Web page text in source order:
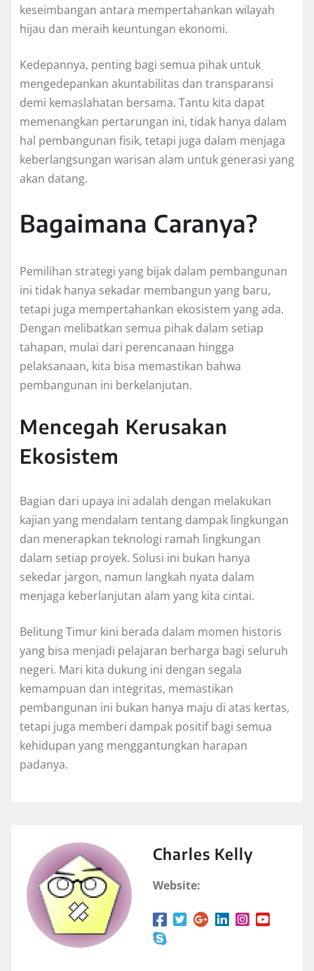
keseimbangan antara mempertahankan wilayah
hijau dan meraih keuntungan ekonomi.
Kedepannya, penting bagi semua pihak untuk
mengedepankan akuntabilitas dan transparansi
demi kemaslahatan bersama. Tantu kita dapat
memenangkan pertarungan ini, tidak hanya dalam
hal pembangunan fisik, tetapi juga dalam menjaga
keberlangsungan warisan alam untuk generasi yang
akan datang.
Bagaimana Caranya?
Pemilihan strategi yang bijak dalam pembangunan
ini tidak hanya sekadar membangun yang baru,
tetapi juga mempertahankan ekosistem yang ada.
Dengan melibatkan semua pihak dalam setiap
tahapan, mulai dari perencanaan hingga
pelaksanaan, kita bisa memastikan bahwa
pembangunan ini berkelanjutan.
Mencegah Kerusakan
Ekosistem
Bagian dari upaya ini adalah dengan melakukan
kajian yang mendalam tentang dampak lingkungan
dan menerapkan teknologi ramah lingkungan
dalam setiap proyek. Solusi ini bukan hanya
sekedar jargon, namun langkah nyata dalam
menjaga keberlanjutan alam yang kita cintai.
Belitung Timur kini berada dalam momen historis
yang bisa menjadi pelajaran berharga bagi seluruh
negeri. Mari kita dukung ini dengan segala
kemampuan dan integritas, memastikan
pembangunan ini bukan hanya maju di atas kertas,
tetapi juga memberi dampak positif bagi semua
kehidupan yang menggantungkan harapan
padanya.
Charles Kelly
Website: